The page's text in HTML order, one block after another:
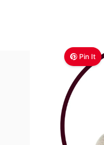
Pin It